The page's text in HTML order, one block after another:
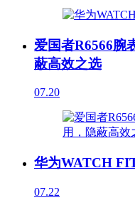
爱国者R6566腕
蔽高效之选
07.20
华为WATCH
07.22